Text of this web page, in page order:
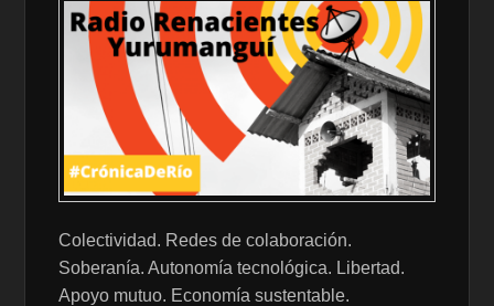
Colectividad. Redes de colaboración.
Soberanía. Autonomía tecnológica. Libertad.
Apoyo mutuo. Economía sustentable.